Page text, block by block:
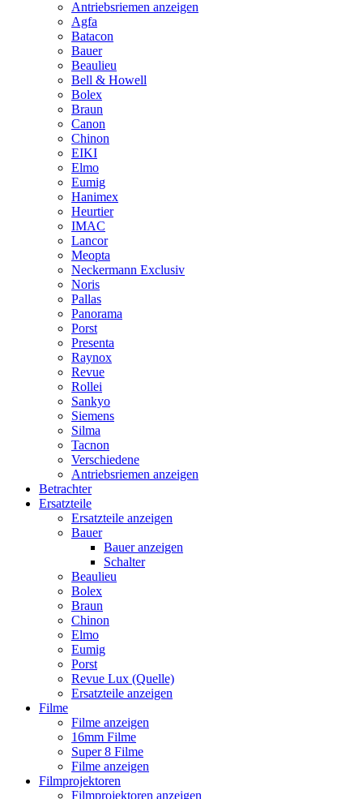
Antriebsriemen anzeigen
Agfa
Batacon
Bauer
Beaulieu
Bell & Howell
Bolex
Braun
Canon
Chinon
EIKI
Elmo
Eumig
Hanimex
Heurtier
IMAC
Lancor
Meopta
Neckermann Exclusiv
Noris
Pallas
Panorama
Porst
Presenta
Raynox
Revue
Rollei
Sankyo
Siemens
Silma
Tacnon
Verschiedene
Antriebsriemen anzeigen
Betrachter
Ersatzteile
Ersatzteile anzeigen
Bauer
Bauer anzeigen
Schalter
Beaulieu
Bolex
Braun
Chinon
Elmo
Eumig
Porst
Revue Lux (Quelle)
Ersatzteile anzeigen
Filme
Filme anzeigen
16mm Filme
Super 8 Filme
Filme anzeigen
Filmprojektoren
Filmprojektoren anzeigen